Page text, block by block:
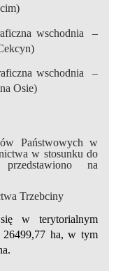
wschodnia –
wschodnia –
Osie)
Państwowych w
w stosunku do
na
Trzebciny
się w terytorialnym
26499,77 ha, w tym